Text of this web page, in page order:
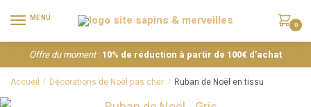
MENU
0
Offre du moment: 10% de réduction à partir de 100€ d’achat
Accueil / Décorations de Noël pas cher / Ruban de Noël en tissu